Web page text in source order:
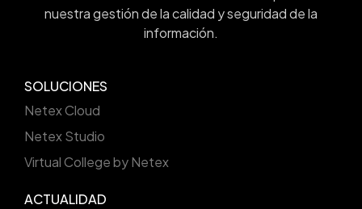
SOLUCIONES
Netex Cloud
Netex Studio
Virtual College by Netex
ACTUALIDAD
nuestra gestión de la calidad y seguridad de la
información.